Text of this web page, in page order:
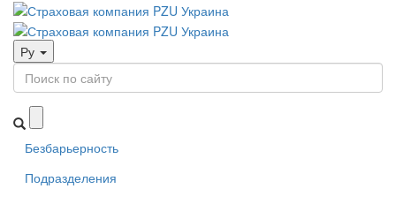
Ру
Безбарьерность
Подразделения